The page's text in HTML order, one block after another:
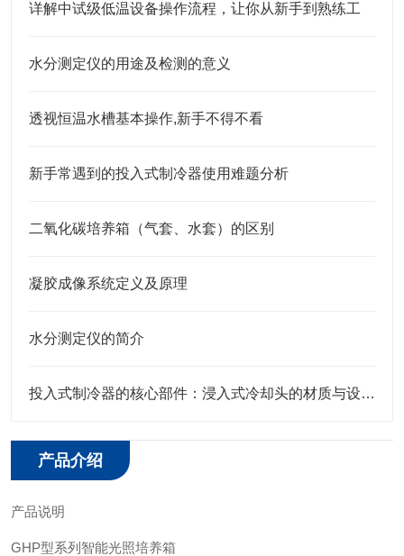
详解中试级低温设备操作流程，让你从新手到熟练工
水分测定仪的用途及检测的意义
透视恒温水槽基本操作,新手不得不看
新手常遇到的投入式制冷器使用难题分析
二氧化碳培养箱（气套、水套）的区别
凝胶成像系统定义及原理
水分测定仪的简介
投入式制冷器的核心部件：浸入式冷却头的材质与设计特点
产品介绍
产品说明
GHP型系列智能光照培养箱